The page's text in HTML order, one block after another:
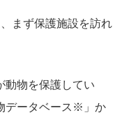
まず保護施設を訪れ
動物を保護してい
データベース※」か